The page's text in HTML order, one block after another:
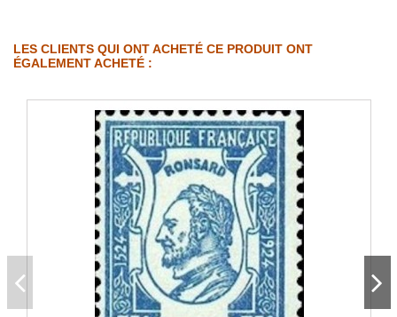
LES CLIENTS QUI ONT ACHETÉ CE PRODUIT ONT
ÉGALEMENT ACHETÉ :